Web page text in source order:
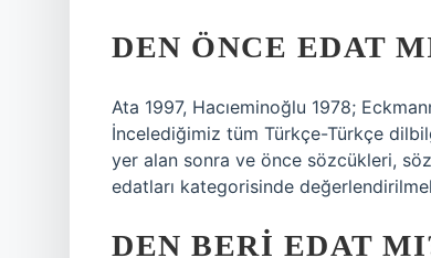
DEN ÖNCE EDAT
Ata 1997, Hacıeminoğlu 1978;
İncelediğimiz tüm Türkçe-Türkçe
yer alan sonra ve önce sözcükleri,
edatları kategorisinde
DEN BERI EDAT